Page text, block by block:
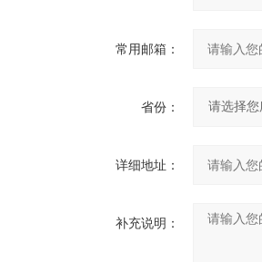
常用邮箱：
省份：
详细地址：
补充说明：